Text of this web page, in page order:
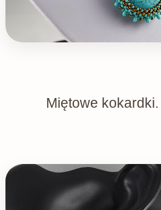
Miętowe kokardki.